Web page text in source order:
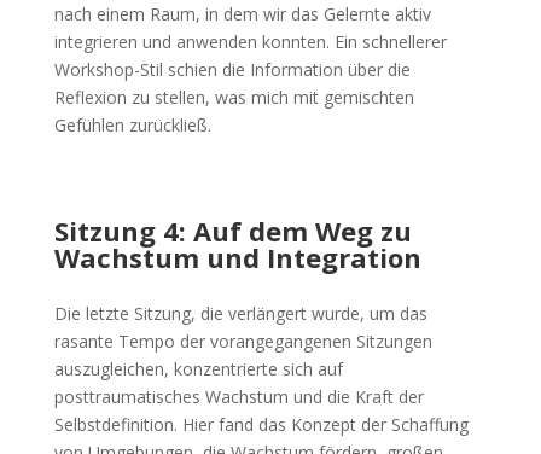
nach einem Raum, in dem wir das Gelernte aktiv
integrieren und anwenden konnten. Ein schnellerer
Workshop-Stil schien die Information über die
Reflexion zu stellen, was mich mit gemischten
Gefühlen zurückließ.
Sitzung 4: Auf dem Weg zu
Wachstum und Integration
Die letzte Sitzung, die verlängert wurde, um das
rasante Tempo der vorangegangenen Sitzungen
auszugleichen, konzentrierte sich auf
posttraumatisches Wachstum und die Kraft der
Selbstdefinition. Hier fand das Konzept der Schaffung